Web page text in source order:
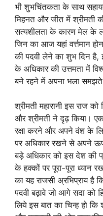
भी शुभचिंतकता के साथ
मिहनत और जीत में श्रीमती
सत्यशीलता के कारण मेल के
जिन का आज यहां वर्त्तमान
की पदवी लेने का शुभ दिन है,
के अधिकार की उत्तमता में
बने रहने में अपना भला
श्रीमती महारानी इस राज
और श्रीमती ने दृढ़ किया।
रक्षा करने और अपने वंश के
पर अधिकार रखने से अपने
बड़े अधिकार को इस देश की
के हक्कों पर पूरा-पूरा ध्यान
का यह राजसी अ्रभिप्राय है
पदवी बढ़ावे जो आगे सदा को
लिये इस बात का चिन्ह हो